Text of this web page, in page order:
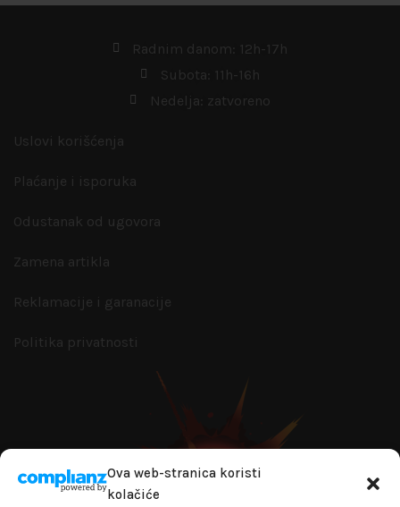
Ova web-stranica koristi
kolačiće
Radnim danom: 12h-17h
Subota: 11h-16h
Nedelja: zatvoreno
Uslovi korišćenja
Plaćanje i isporuka
Odustanak od ugovora
Zamena artikla
Reklamacije i garanacije
Politika privatnosti